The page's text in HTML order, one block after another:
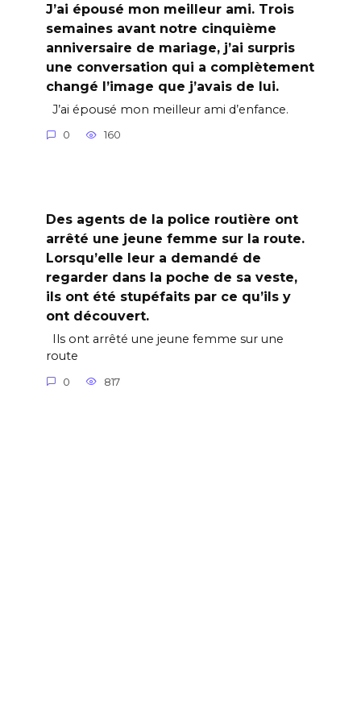
J’ai épousé mon meilleur ami. Trois
semaines avant notre cinquième
anniversaire de mariage, j’ai surpris
une conversation qui a complètement
changé l’image que j’avais de lui.
J’ai épousé mon meilleur ami d’enfance.
0 160
Des agents de la police routière ont
arrêté une jeune femme sur la route.
Lorsqu’elle leur a demandé de
regarder dans la poche de sa veste,
ils ont été stupéfaits par ce qu’ils y
ont découvert.
Ils ont arrêté une jeune femme sur une
route
0 817